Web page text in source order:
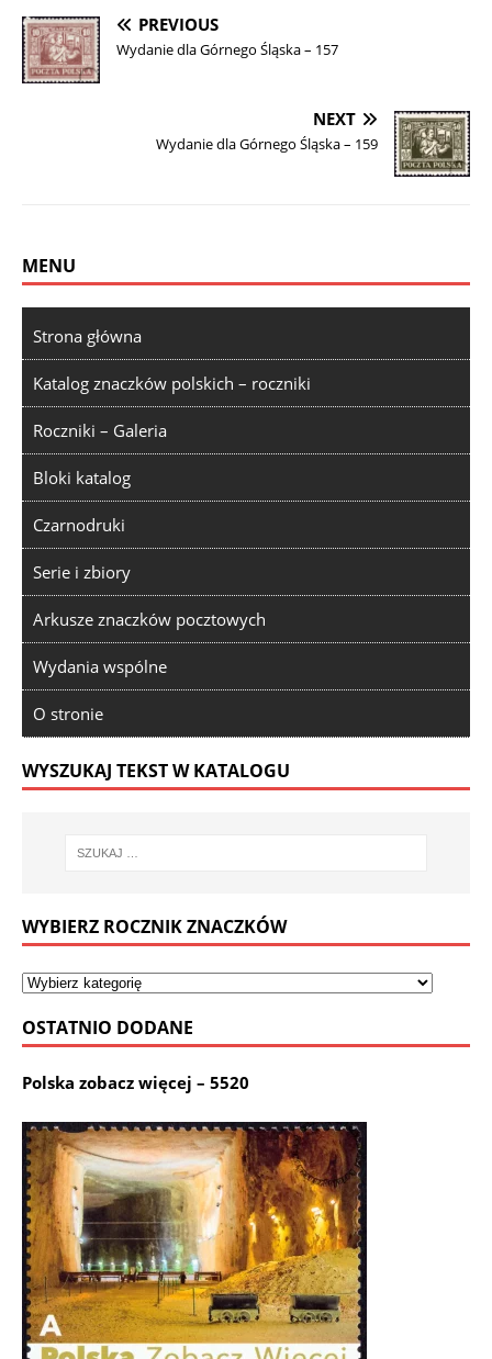
PREVIOUS
Wydanie dla Górnego Śląska – 157
NEXT
Wydanie dla Górnego Śląska – 159
MENU
Strona główna
Katalog znaczków polskich – roczniki
Roczniki – Galeria
Bloki katalog
Czarnodruki
Serie i zbiory
Arkusze znaczków pocztowych
Wydania wspólne
O stronie
WYSZUKAJ TEKST W KATALOGU
WYBIERZ ROCZNIK ZNACZKÓW
OSTATNIO DODANE
Polska zobacz więcej – 5520